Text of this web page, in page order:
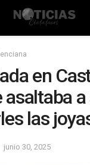
en
asaltaba
las
junio 30, 2025